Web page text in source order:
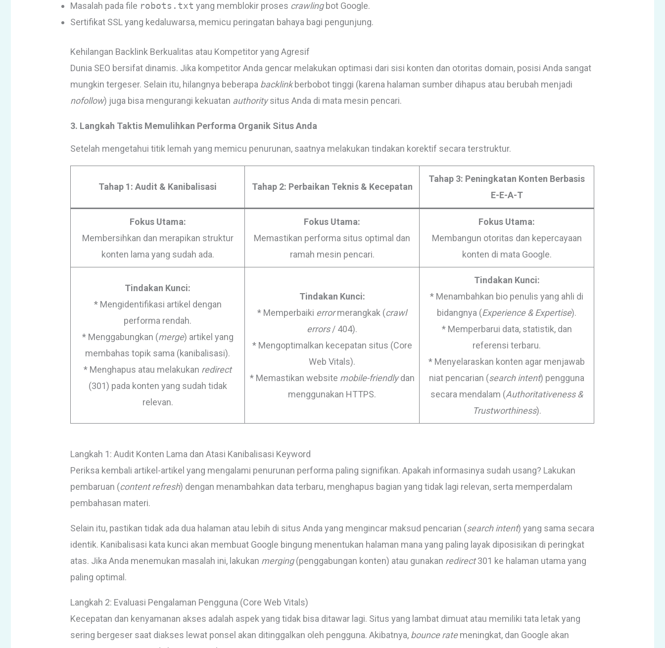
Masalah pada file robots.txt yang memblokir proses crawlingbot Google.
Sertifikat SSL yang kedaluwarsa, memicu peringatan bahaya bagi pengunjung.
Kehilangan Backlink Berkualitas atau Kompetitor yang Agresif
Dunia SEO bersifat dinamis. Jika kompetitor Anda gencar melakukan optimasi dari sisi konten dan otoritas domain, posisi Anda sangat
mungkin tergeser. Selain itu, hilangnya beberapa backlinkberbobot tinggi (karena halaman sumber dihapus atau berubah menjadi
nofollow) juga bisa mengurangi kekuatan authoritysitus Anda di mata mesin pencari.
3. Langkah Taktis Memulihkan Performa Organik Situs Anda
Setelah mengetahui titik lemah yang memicu penurunan, saatnya melakukan tindakan korektif secara terstruktur.
Tahap 1: Audit & Kanibalisasi Tahap 2: Perbaikan Teknis & Kecepatan
Tahap 3: Peningkatan Konten Berbasis
E-E-A-T
Fokus Utama:
Membersihkan dan merapikan struktur
konten lama yang sudah ada.
Fokus Utama:
Memastikan performa situs optimal dan
ramah mesin pencari.
Fokus Utama:
Membangun otoritas dan kepercayaan
konten di mata Google.
Tindakan Kunci:
* Mengidentifikasi artikel dengan
performa rendah.
* Menggabungkan (merge) artikel yang
membahas topik sama (kanibalisasi).
* Menghapus atau melakukan redirect
(301) pada konten yang sudah tidak
relevan.
Tindakan Kunci:
* Memperbaiki errormerangkak (crawl
errors/ 404).
* Mengoptimalkan kecepatan situs (Core
Web Vitals).
* Memastikan website mobile-friendlydan
menggunakan HTTPS.
Tindakan Kunci:
* Menambahkan bio penulis yang ahli di
bidangnya (Experience & Expertise).
* Memperbarui data, statistik, dan
referensi terbaru.
* Menyelaraskan konten agar menjawab
niat pencarian (search intent) pengguna
secara mendalam (Authoritativeness &
Trustworthiness).
Langkah 1: Audit Konten Lama dan Atasi Kanibalisasi Keyword
Periksa kembali artikel-artikel yang mengalami penurunan performa paling signifikan. Apakah informasinya sudah usang? Lakukan
pembaruan (content refresh) dengan menambahkan data terbaru, menghapus bagian yang tidak lagi relevan, serta memperdalam
pembahasan materi.
Selain itu, pastikan tidak ada dua halaman atau lebih di situs Anda yang mengincar maksud pencarian (search intent) yang sama secara
identik. Kanibalisasi kata kunci akan membuat Google bingung menentukan halaman mana yang paling layak diposisikan di peringkat
atas. Jika Anda menemukan masalah ini, lakukan merging(penggabungan konten) atau gunakan redirect301 ke halaman utama yang
paling optimal.
Langkah 2: Evaluasi Pengalaman Pengguna (Core Web Vitals)
Kecepatan dan kenyamanan akses adalah aspek yang tidak bisa ditawar lagi. Situs yang lambat dimuat atau memiliki tata letak yang
sering bergeser saat diakses lewat ponsel akan ditinggalkan oleh pengguna. Akibatnya, bounce ratemeningkat, dan Google akan